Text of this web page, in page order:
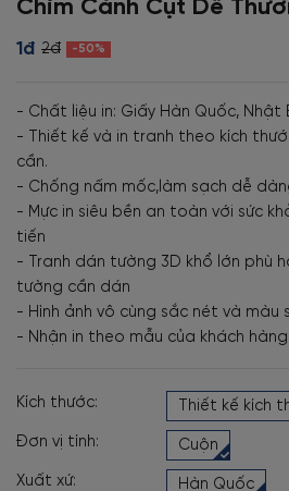
Chim Cánh Cụt Dễ
1đ 2đ -50%
- Chất liệu in: Giấy Hàn Quốc, Nhật
- Thiết kế và in tranh theo kích
cần.
- Chống nấm mốc,làm sạch dễ
- Mực in siêu bền an toàn với sức
tiến
- Tranh dán tường 3D khổ lớn phù
tường cần dán
- Hình ảnh vô cùng sắc nét và màu
- Nhận in theo mẫu của khách hàng.
Kích thước: Thiết kế kích
Đơn vị tính: Cuộn
Xuất xứ: Hàn Quốc